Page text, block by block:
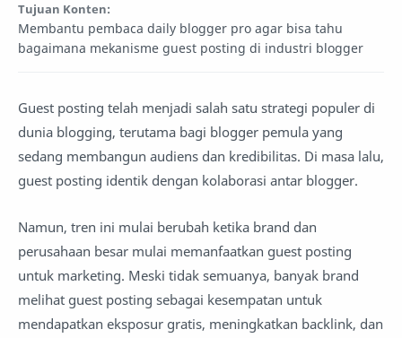
Tujuan Konten:
Membantu pembaca daily blogger pro agar bisa tahu
bagaimana mekanisme guest posting di industri blogger
Guest posting telah menjadi salah satu strategi populer di
dunia blogging, terutama bagi blogger pemula yang
sedang membangun audiens dan kredibilitas. Di masa lalu,
guest posting identik dengan kolaborasi antar blogger.
Namun, tren ini mulai berubah ketika brand dan
perusahaan besar mulai memanfaatkan guest posting
untuk marketing. Meski tidak semuanya, banyak brand
melihat guest posting sebagai kesempatan untuk
mendapatkan eksposur gratis, meningkatkan backlink, dan